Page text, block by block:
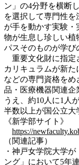
ン」の4分野を横断
を選択して専門性を
が手を動かす実験
物が生息し珍しい植
パスそのものが学び
重要文化財に指定
カリキュラムが新
などの専門資格を
品・医療機器関連企
うえ、約10人に1人
半数以上が国公立大
《新学部サイト》
https://
（関連記事）
・神戸女学院大学
ング」において5年